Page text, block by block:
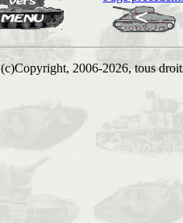
(c)Copyright, 2006-2026, tous